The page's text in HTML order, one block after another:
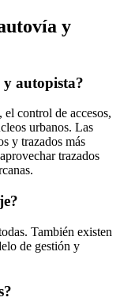
y
y autopista?
control de accesos,
urbanos. Las
y trazados más
trazados
También existen
de gestión y